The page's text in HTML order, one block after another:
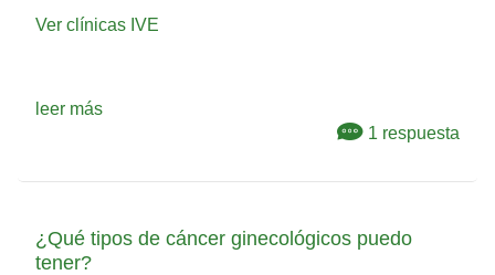
Ver clínicas IVE
leer más
1 respuesta
¿Qué tipos de cáncer ginecológicos puedo
tener?